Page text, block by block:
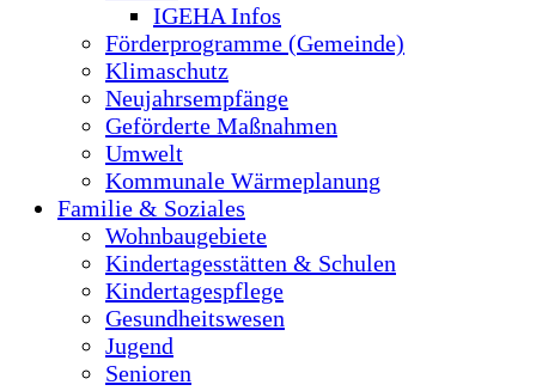
IGEHA Infos
Förderprogramme (Gemeinde)
Klimaschutz
Neujahrsempfänge
Geförderte Maßnahmen
Umwelt
Kommunale Wärmeplanung
Familie & Soziales
Wohnbaugebiete
Kindertagesstätten & Schulen
Kindertagespflege
Gesundheitswesen
Jugend
Senioren